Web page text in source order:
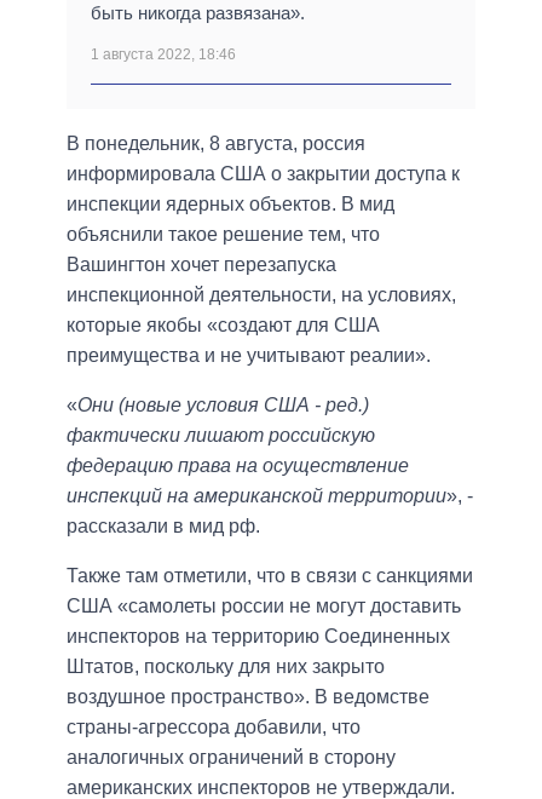
быть никогда развязана».
1 августа 2022, 18:46
В понедельник, 8 августа, россия
информировала США о закрытии доступа к
инспекции ядерных объектов. В мид
объяснили такое решение тем, что
Вашингтон хочет перезапуска
инспекционной деятельности, на условиях,
которые якобы «создают для США
преимущества и не учитывают реалии».
«Они (новые условия США - ред.)
фактически лишают российскую
федерацию права на осуществление
инспекций на американской территории», -
рассказали в мид рф.
Также там отметили, что в связи с санкциями
США «самолеты россии не могут доставить
инспекторов на территорию Соединенных
Штатов, поскольку для них закрыто
воздушное пространство». В ведомстве
страны-агрессора добавили, что
аналогичных ограничений в сторону
американских инспекторов не утверждали.